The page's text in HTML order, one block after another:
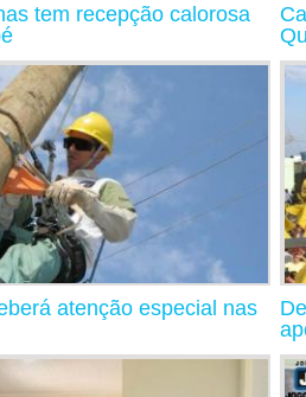
tem recepção calorosa
atenção especial nas